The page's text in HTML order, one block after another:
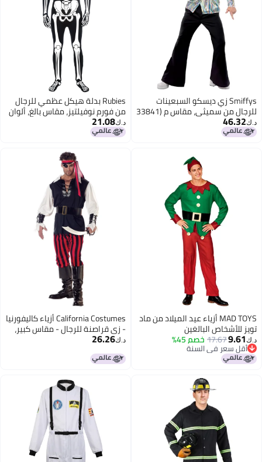
Smiffys زي ديسكو السبعينات
للرجال من سميثي، مقاس م (33841
MD)
د.ك‏46.32
Rubies بدلة هيكل عظمي للرجال
من فورم نوفيلتيز، مقاس بالغ، ألوان
أسود/أبيض، مقاس قياسي أمريكي
د.ك‏21.08
MAD TOYS أزياء عيد الميلاد من ماد
تويز للأشخاص البالغين
د.ك‏9.61
17.67خصم 45%
أقل سعر في السنة
أقل سعر في السنة
California Costumes أزياء كاليفورنيا
- زي قراصنة للرجال - مقاس كبير،
أسود/أحمر/أبيض، XL (44-46)
د.ك‏26.26